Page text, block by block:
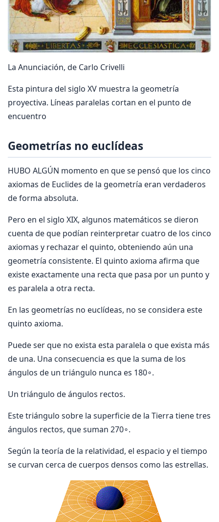
La Anunciación, de Carlo Crivelli
Esta pintura del siglo XV muestra la geometría
proyectiva. Líneas paralelas cortan en el punto de
encuentro
Geometrías no euclídeas
HUBO ALGÚN momento en que se pensó que los cinco
axiomas de Euclides de la geometría eran verdaderos
de forma absoluta.
Pero en el siglo XIX, algunos matemáticos se dieron
cuenta de que podían reinterpretar cuatro de los cinco
axiomas y rechazar el quinto, obteniendo aún una
geometría consistente. El quinto axioma afirma que
existe exactamente una recta que pasa por un punto y
es paralela a otra recta.
En las geometrías no euclídeas, no se considera este
quinto axioma.
Puede ser que no exista esta paralela o que exista más
de una. Una consecuencia es que la suma de los
ángulos de un triángulo nunca es 180∘.
Un triángulo de ángulos rectos.
Este triángulo sobre la superficie de la Tierra tiene tres
ángulos rectos, que suman 270∘.
Según la teoría de la relatividad, el espacio y el tiempo
se curvan cerca de cuerpos densos como las estrellas.